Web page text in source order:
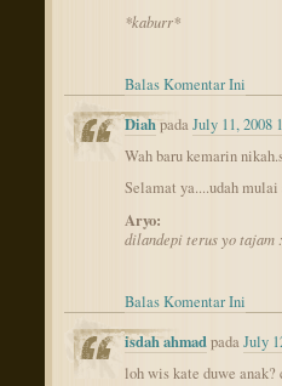
*kaburr*
Balas Komentar Ini
DiahpadaJuly 11, 2008
Wah baru kemarin
Selamat ya....udah
Aryo:
dilandepi terus yo tajam
Balas Komentar Ini
isdah ahmadpadaJuly
loh wis kate duwe anak?